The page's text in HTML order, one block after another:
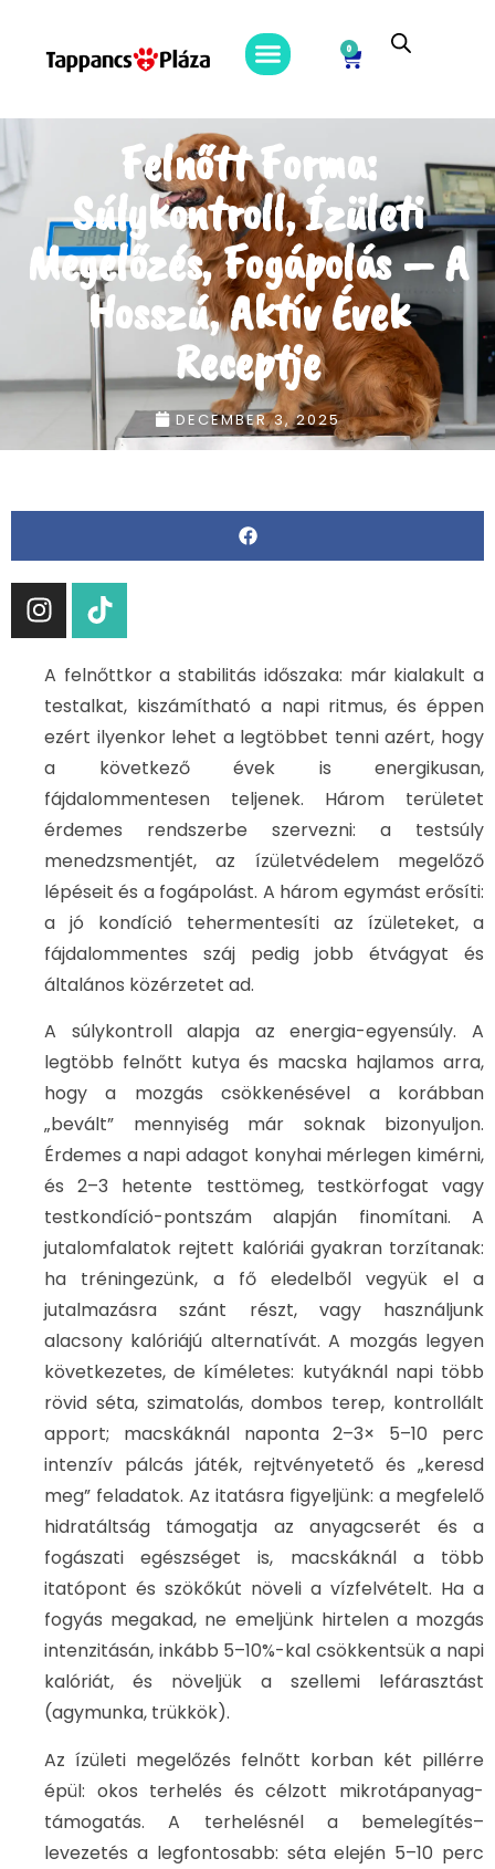
0
Felnőtt Forma:
Súlykontroll, Ízületi
Megelőzés, Fogápolás – A
Hosszú, Aktív Évek
Receptje
DECEMBER 3, 2025
A felnőttkor a stabilitás időszaka: már kialakult a
testalkat, kiszámítható a napi ritmus, és éppen
ezért ilyenkor lehet a legtöbbet tenni azért, hogy
a következő évek is energikusan,
fájdalommentesen teljenek. Három területet
érdemes rendszerbe szervezni: a testsúly
menedzsmentjét, az ízületvédelem megelőző
lépéseit és a fogápolást. A három egymást erősíti:
a jó kondíció tehermentesíti az ízületeket, a
fájdalommentes száj pedig jobb étvágyat és
általános közérzetet ad.
A súlykontroll alapja az energia-egyensúly. A
legtöbb felnőtt kutya és macska hajlamos arra,
hogy a mozgás csökkenésével a korábban
„bevált” mennyiség már soknak bizonyuljon.
Érdemes a napi adagot konyhai mérlegen kimérni,
és 2–3 hetente testtömeg, testkörfogat vagy
testkondíció-pontszám alapján finomítani. A
jutalomfalatok rejtett kalóriái gyakran torzítanak:
ha tréningezünk, a fő eledelből vegyük el a
jutalmazásra szánt részt, vagy használjunk
alacsony kalóriájú alternatívát. A mozgás legyen
következetes, de kíméletes: kutyáknál napi több
rövid séta, szimatolás, dombos terep, kontrollált
apport; macskáknál naponta 2–3× 5–10 perc
intenzív pálcás játék, rejtvényetető és „keresd
meg” feladatok. Az itatásra figyeljünk: a megfelelő
hidratáltság támogatja az anyagcserét és a
fogászati egészséget is, macskáknál a több
itatópont és szökőkút növeli a vízfelvételt. Ha a
fogyás megakad, ne emeljünk hirtelen a mozgás
intenzitásán, inkább 5–10%-kal csökkentsük a napi
kalóriát, és növeljük a szellemi lefárasztást
(agymunka, trükkök).
Az ízületi megelőzés felnőtt korban két pillérre
épül: okos terhelés és célzott mikrotápanyag-
támogatás. A terhelésnél a bemelegítés–
levezetés a legfontosabb: séta elején 5–10 perc